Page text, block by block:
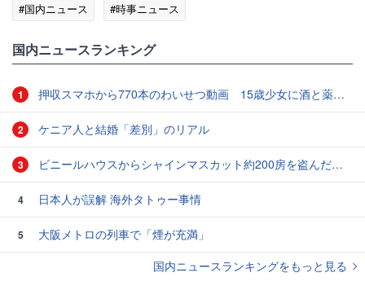
#国内ニュース #時事ニュース
国内ニュースランキング
1 押収スマホから770本のわいせつ動画 15歳少女に酒と薬飲ませ性的暴行か 54歳男を再逮捕 「薬もありますよ」とSNSで誘い出し
2 ケニア人と結婚「差別」のリアル
3 ビニールハウスからシャインマスカット約200房を盗んだ疑い ネットで販売か 無職の男（42）逮捕 岡山県警
4 日本人が誤解 海外タトゥー事情
5
大阪メトロの列車で「煙が充満」
国内ニュースランキングをもっと見る